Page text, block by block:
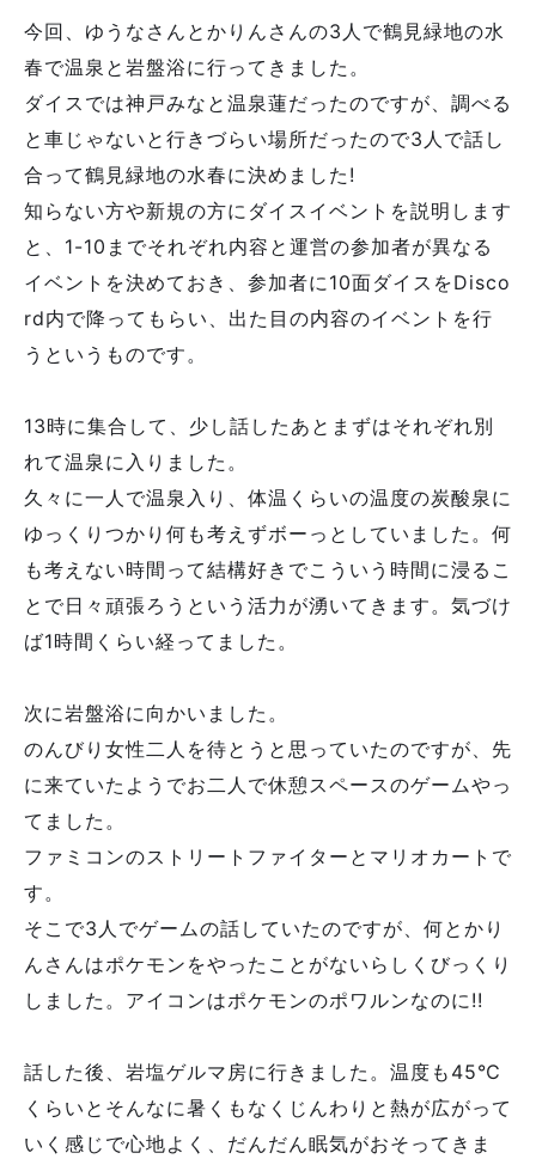
今回、ゆうなさんとかりんさんの3人で鶴見緑地の水
春で温泉と岩盤浴に行ってきました。
ダイスでは神戸みなと温泉蓮だったのですが、調べる
と車じゃないと行きづらい場所だったので3人で話し
合って鶴見緑地の水春に決めました!
知らない方や新規の方にダイスイベントを説明します
と、1-10までそれぞれ内容と運営の参加者が異なる
イベントを決めておき、参加者に10面ダイスをDisco
rd内で降ってもらい、出た目の内容のイベントを行
うというものです。
13時に集合して、少し話したあとまずはそれぞれ別
れて温泉に入りました。
久々に一人で温泉入り、体温くらいの温度の炭酸泉に
ゆっくりつかり何も考えずボーっとしていました。何
も考えない時間って結構好きでこういう時間に浸るこ
とで日々頑張ろうという活力が湧いてきます。気づけ
ば1時間くらい経ってました。
次に岩盤浴に向かいました。
のんびり女性二人を待とうと思っていたのですが、先
に来ていたようでお二人で休憩スペースのゲームやっ
てました。
ファミコンのストリートファイターとマリオカートで
す。
そこで3人でゲームの話していたのですが、何とかり
んさんはポケモンをやったことがないらしくびっくり
しました。アイコンはポケモンのポワルンなのに!!
話した後、岩塩ゲルマ房に行きました。温度も45℃
くらいとそんなに暑くもなくじんわりと熱が広がって
いく感じで心地よく、だんだん眠気がおそってきま